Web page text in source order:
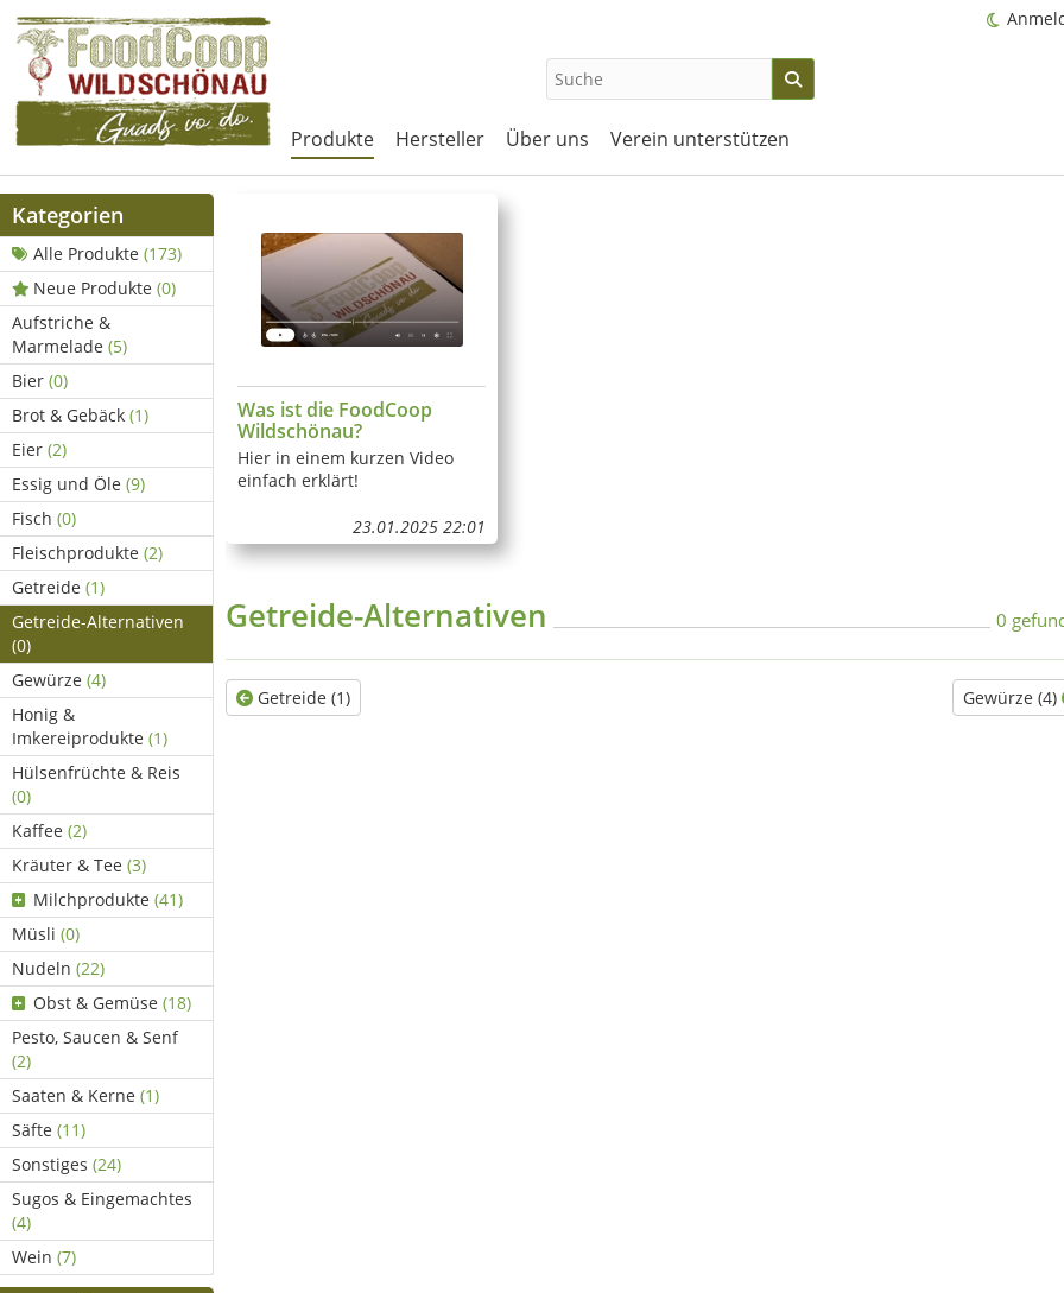
Produkte Hersteller Über uns Verein unterstützen
Kategorien
Alle Produkte (173)
Neue Produkte (0)
Aufstriche &
Marmelade (5)
Bier (0)
Brot & Gebäck (1)
Eier (2)
Essig und Öle (9)
Fisch (0)
Fleischprodukte (2)
Getreide (1)
Getreide-Alternativen
(0)
Gewürze (4)
Honig &
Imkereiprodukte (1)
Hülsenfrüchte & Reis
(0)
Kaffee (2)
Kräuter & Tee (3)
Milchprodukte (41)
Müsli (0)
Nudeln (22)
Obst & Gemüse (18)
Pesto, Saucen & Senf
(2)
Saaten & Kerne (1)
Säfte (11)
Sonstiges (24)
Sugos & Eingemachtes
(4)
Wein (7)
Was ist die FoodCoop
Wildschönau?
Hier in einem kurzen Video
einfach erklärt!
23.01.2025 22:01
Getreide-Alternativen 0
Getreide (1) Gewürze (4)